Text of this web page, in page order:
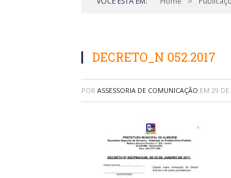
DECRETO_N 052.2017
POR ASSESSORIA DE COMUNICAÇÃO EM 29